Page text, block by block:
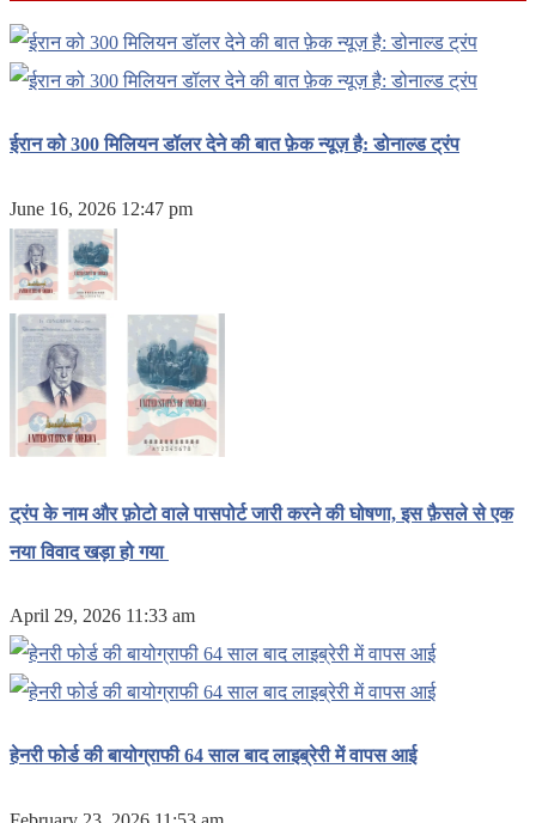
ईरान को 300 मिलियन डॉलर देने की बात फ़ेक न्यूज़ है: डोनाल्ड ट्रंप
June 16, 2026 12:47 pm
ट्रंप के नाम और फ़ोटो वाले पासपोर्ट जारी करने की घोषणा, इस फ़ैसले से एक
नया विवाद खड़ा हो गया
April 29, 2026 11:33 am
हेनरी फोर्ड की बायोग्राफी 64 साल बाद लाइब्रेरी में वापस आई